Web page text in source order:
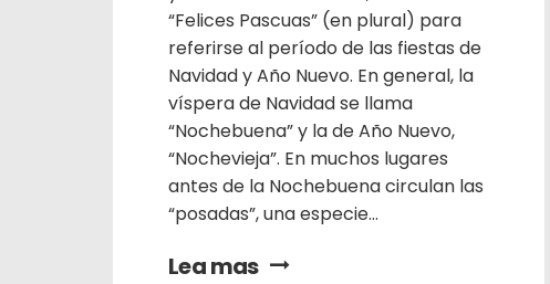
“Felices Pascuas” (en plural) para
referirse al período de las fiestas de
Navidad y Año Nuevo. En general, la
víspera de Navidad se llama
“Nochebuena” y la de Año Nuevo,
“Nochevieja”. En muchos lugares
antes de la Nochebuena circulan las
“posadas”, una especie...
Lea mas